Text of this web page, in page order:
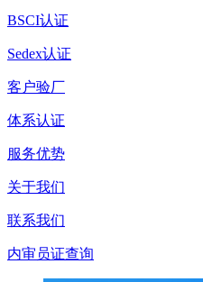
BSCI认证
Sedex认证
客户验厂
体系认证
服务优势
关于我们
联系我们
内审员证查询